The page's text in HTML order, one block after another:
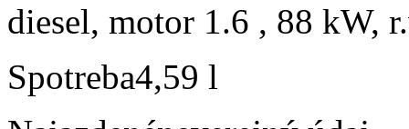
diesel, motor 1.6 , 88 kW,
Spotreba4,59 l